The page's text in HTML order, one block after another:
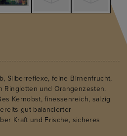
Silberreflexe, feine Birnenfrucht,
Ringlotten und Orangenzesten.
Kernobst, finessenreich, salzig
gut balancierter
Kraft und Frische, sicheres